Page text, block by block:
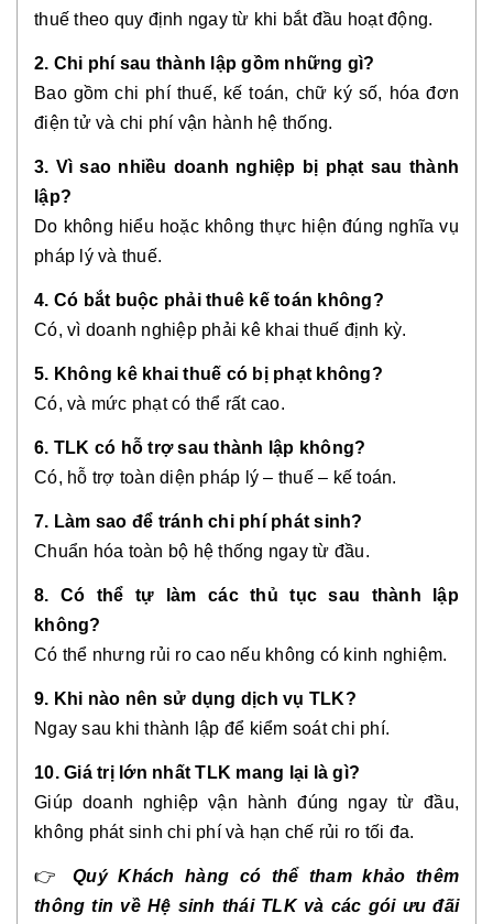
thuế theo quy định ngay từ khi bắt đầu hoạt động.
2. Chi phí sau thành lập gồm những gì?
Bao gồm chi phí thuế, kế toán, chữ ký số, hóa đơn
điện tử và chi phí vận hành hệ thống.
3. Vì sao nhiều doanh nghiệp bị phạt sau thành
lập?
Do không hiểu hoặc không thực hiện đúng nghĩa vụ
pháp lý và thuế.
4. Có bắt buộc phải thuê kế toán không?
Có, vì doanh nghiệp phải kê khai thuế định kỳ.
5. Không kê khai thuế có bị phạt không?
Có, và mức phạt có thể rất cao.
6. TLK có hỗ trợ sau thành lập không?
Có, hỗ trợ toàn diện pháp lý – thuế – kế toán.
7. Làm sao để tránh chi phí phát sinh?
Chuẩn hóa toàn bộ hệ thống ngay từ đầu.
8. Có thể tự làm các thủ tục sau thành lập
không?
Có thể nhưng rủi ro cao nếu không có kinh nghiệm.
9. Khi nào nên sử dụng dịch vụ TLK?
Ngay sau khi thành lập để kiểm soát chi phí.
10. Giá trị lớn nhất TLK mang lại là gì?
Giúp doanh nghiệp vận hành đúng ngay từ đầu,
không phát sinh chi phí và hạn chế rủi ro tối đa.
👉Quý Khách hàng có thể tham khảo thêm
thông tin về Hệ sinh thái TLK và các gói ưu đãi